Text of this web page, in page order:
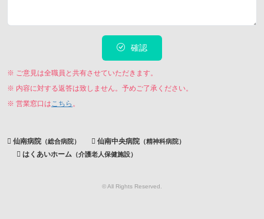
確認
※ ご意見は全職員と共有させていただきます。
※ 内容に対する返答は致しません。予めご了承ください。
※ 営業窓口は こちら 。
仙南病院 （総合病院） 仙南中央病院 （精神科病院）
はくあいホーム （介護老人保健施設）
© All Rights Reserved.